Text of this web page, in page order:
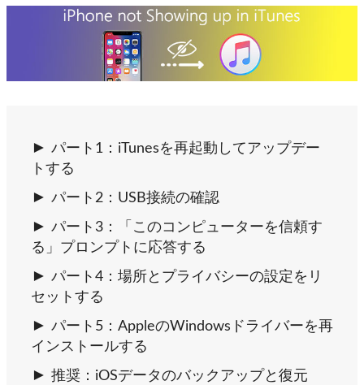
パート1：iTunesを再起動してアップデー
トする
パート2：USB接続の確認
パート3：「このコンピューターを信頼す
る」プロンプトに応答する
パート4：場所とプライバシーの設定をリ
セットする
パート5：AppleのWindowsドライバーを再
インストールする
推奨：iOSデータのバックアップと復元